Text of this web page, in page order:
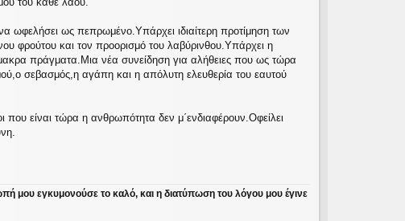
ωφελήσει ως πεπρωμένο.Υπάρχει ιδιαίτερη προτίμηση των
φρούτου και τον προορισμό του λαβύρινθου.Υπάρχει η
πράγματα.Μια νέα συνείδηση για αλήθειες που ως τώρα
σεβασμός,η αγάπη και η απόλυτη ελευθερία του εαυτού
που είναι τώρα η ανθρωπότητα δεν μ΄ενδιαφέρουν.Οφείλει
μου εγκυμονούσε το καλό, και η διατύπωση του λόγου μου έγινε